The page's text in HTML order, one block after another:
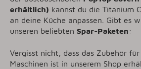
erhältlich) kannst du die Titanium
an deine Küche anpassen. Gibt es
unseren beliebten Spar-Paketen:
Vergisst nicht, dass das Zubehör
Maschinen ist in unserem Shop